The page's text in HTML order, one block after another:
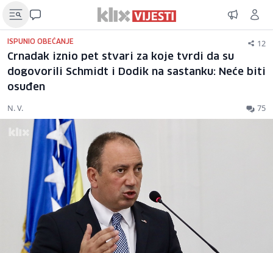
ISPUNIO OBEĆANJE 12
Crnadak iznio pet stvari za koje tvrdi da su
dogovorili Schmidt i Dodik na sastanku: Neće biti
osuđen
N. V. 75